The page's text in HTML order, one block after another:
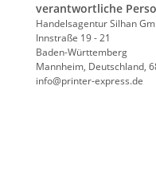
verantwortliche
Handelsagentur Silhan
Innstraße 19 - 21
Baden-Württemberg
Mannheim, Deutschland,
info@printer-express.de